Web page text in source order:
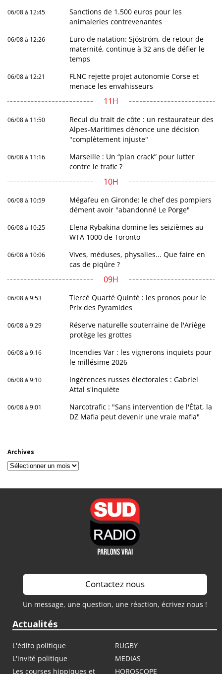
06/08 à 12:45
Sanctions de 1.500 euros pour les
animaleries contrevenantes
06/08 à 12:26
Euro de natation: Sjöström, de retour de
maternité, continue à 32 ans de défier le
temps
06/08 à 12:21
FLNC rejette projet autonomie Corse et
menace les envahisseurs
11H
06/08 à 11:50
Recul du trait de côte : un restaurateur des
Alpes-Maritimes dénonce une décision
"complètement injuste"
06/08 à 11:16
Marseille : Un “plan crack” pour lutter
contre le trafic ?
10H
06/08 à 10:59
Mégafeu en Gironde: le chef des pompiers
dément avoir "abandonné Le Porge"
06/08 à 10:25
Elena Rybakina domine les seizièmes au
WTA 1000 de Toronto
06/08 à 10:06
Vives, méduses, physalies... Que faire en
cas de piqûre ?
09H
06/08 à 9:53
Tiercé Quarté Quinté : les pronos pour le
Prix des Pyramides
06/08 à 9:29
Réserve naturelle souterraine de l'Ariège
protège les grottes
06/08 à 9:16
Incendies Var : les vignerons inquiets pour
le millésime 2026
06/08 à 9:10
Ingérences russes électorales : Gabriel
Attal s'inquiète
06/08 à 9:01
Narcotrafic : "Sans intervention de l'État, la
DZ Mafia peut devenir une vraie mafia"
Archives
Archives
Contactez nous
Un message, une question, une réaction, écrivez nous !
Actualités
L'édito politique
RUGBY
L'invité politique
MEDIAS
Les courses hippiques et
HOROSCOPE